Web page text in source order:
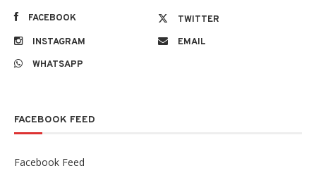
FACEBOOK
TWITTER
INSTAGRAM
EMAIL
WHATSAPP
FACEBOOK FEED
Facebook Feed